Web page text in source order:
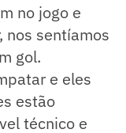
no jogo e
nos sentíamos
gol.
e eles
estão
técnico e